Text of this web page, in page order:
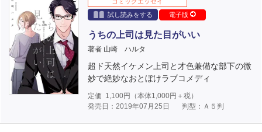
試し読みをする
電子版
うちの上司は見た目がいい
著者 山崎 ハルタ
超ド天然イケメン上司と才色兼備な部下の微
妙で絶妙なおとぼけラブコメディ
定価 1,100円（本体1,000円＋税）
発売日：2019年07月25日
判型：Ａ５判